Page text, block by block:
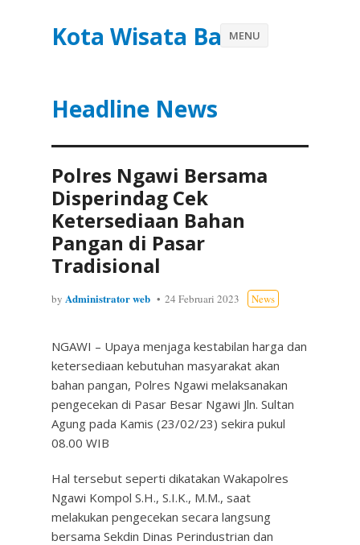
Kota Wisata Batu
Headline News
MENU
Polres Ngawi Bersama
Disperindag Cek
Ketersediaan Bahan
Pangan di Pasar
Tradisional
by Administrator web 24 Februari 2023 News
NGAWI – Upaya menjaga kestabilan harga dan
ketersediaan kebutuhan masyarakat akan
bahan pangan, Polres Ngawi melaksanakan
pengecekan di Pasar Besar Ngawi Jln. Sultan
Agung pada Kamis (23/02/23) sekira pukul
08.00 WIB
Hal tersebut seperti dikatakan Wakapolres
Ngawi Kompol S.H., S.I.K., M.M., saat
melakukan pengecekan secara langsung
bersama Sekdin Dinas Perindustrian dan